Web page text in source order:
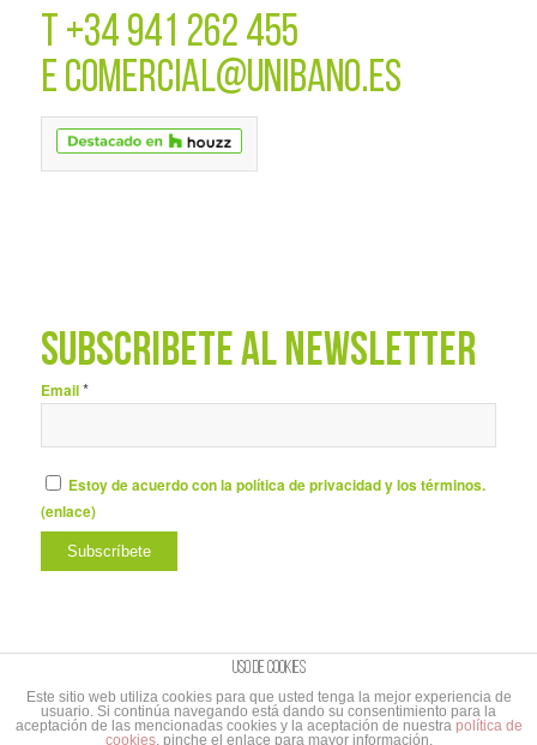
T +34 941 262 455
E COMERCIAL@UNIBANO.ES
SUBSCRÍBETE AL NEWSLETTER
Email*
Estoy de acuerdo con la política de privacidad y los términos.
(enlace)
© Copyright - UNIBAÑO |Aviso Legal y Política de privacidad|Aviso Legal
Uso de cookies
Este sitio web utiliza cookies para que usted tenga la mejor experiencia de
usuario. Si continúa navegando está dando su consentimiento para la
aceptación de las mencionadas cookies y la aceptación de nuestra política de
cookies, pinche el enlace para mayor información.